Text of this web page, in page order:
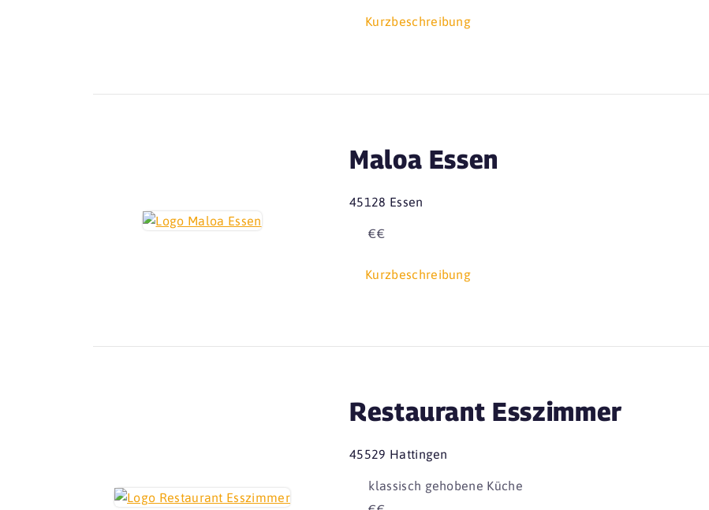
Kurzbeschreibung
Maloa Essen
45128 Essen
€€
Kurzbeschreibung
Restaurant Esszimmer
45529 Hattingen
klassisch gehobene Küche